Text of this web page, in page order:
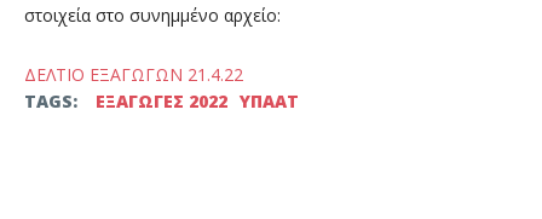
στοιχεία στo συνημμένo αρχείo:
ΔΕΛΤΙΟ ΕΞΑΓΩΓΩΝ 21.4.22
TAGS:
ΕΞΑΓΩΓΕΣ 2022 ΥΠΑΑΤ